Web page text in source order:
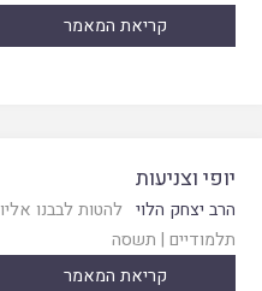
קריאת המאמר
יופי וצניעות
הרב יצחק הלוי להטות לבבנו אליו
תלמודיים | תשסה
קריאת המאמר